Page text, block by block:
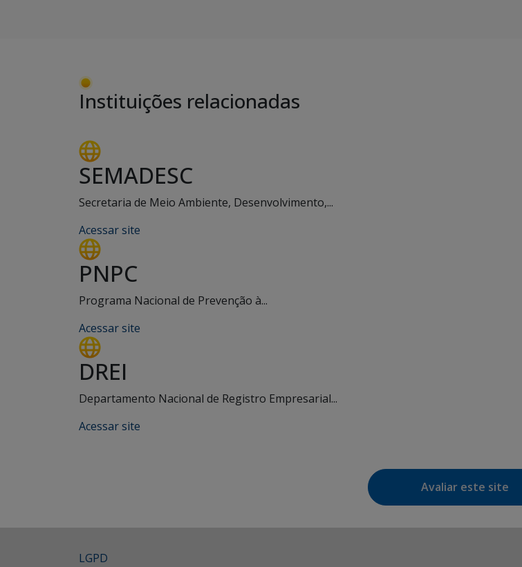
Instituições relacionadas
SEMADESC
Secretaria de Meio Ambiente, Desenvolvimento,...
Acessar site
PNPC
Programa Nacional de Prevenção à...
Acessar site
DREI
Departamento Nacional de Registro Empresarial...
Acessar site
Avaliar este site
LGPD